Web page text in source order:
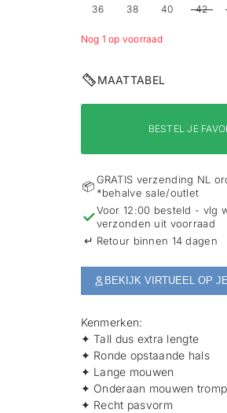
36 38 40 42
Nog 1 op voorraad
MAATTABEL
BESTEL JE
📦GRATIS verzending NL
*behalve sale/outlet
✓Voor 12:00 besteld - vlg
verzonden uit voorraad
↵ Retour binnen 14 dagen
BEKIJK VIRTUEEL OP
Kenmerken:
✦ Tall dus extra lengte
✦ Ronde opstaande hals
✦ Lange mouwen
✦ Onderaan mouwen
✦ Recht pasvorm